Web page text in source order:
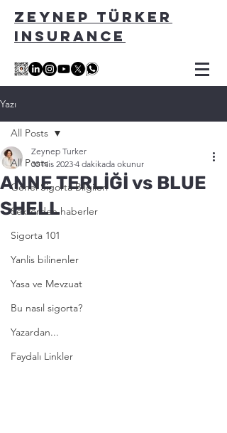
ZEYNEP TÜRKER
INSURANCE
Yazı
All Posts
Genel Sigorta Bilgileri
Sektörden haberler
Sigorta 101
Yanlis bilinenler
Yasa ve Mevzuat
Bu nasıl sigorta?
Yazardan...
Faydalı Linkler
All Posts
ANNE TERLİĞİ vs BLUE
SHELL
Zeynep Turker
30 Nis 2023 4 dakikada okunur